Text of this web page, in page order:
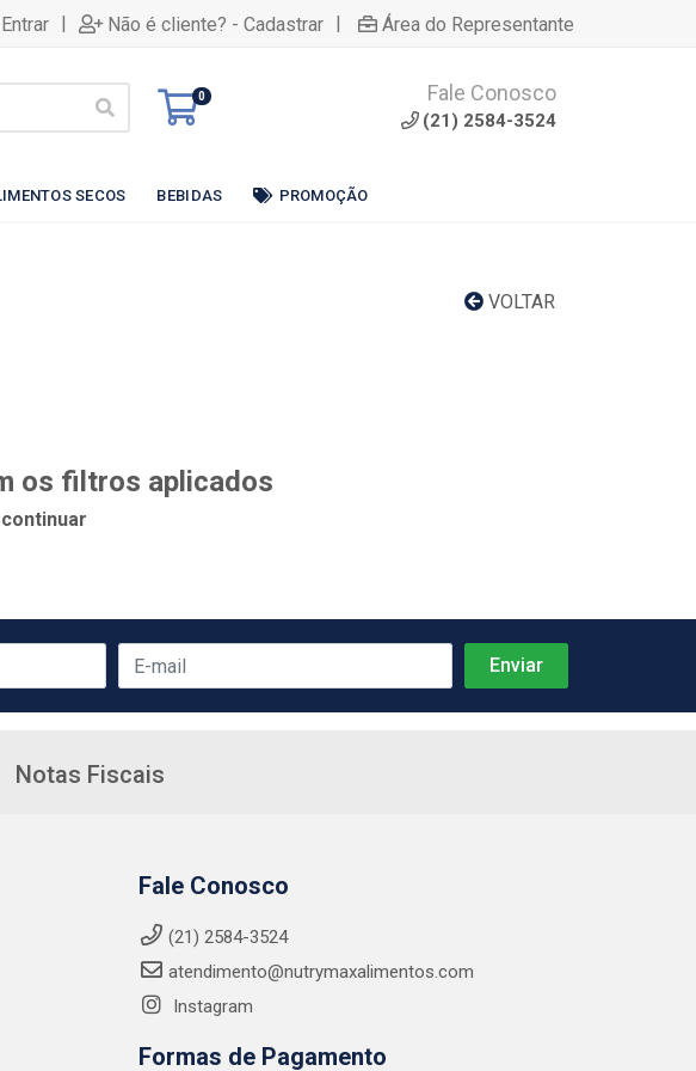
| Não é cliente? - Cadastrar | Área do Representante
0 Fale Conosco
(21) 2584-3524
SECOS BEBIDAS PROMOÇÃO
VOLTAR
os filtros aplicados
Notas Fiscais
Fale Conosco
(21) 2584-3524
atendimento@nutrymaxalimentos.com
Instagram
Formas de Pagamento